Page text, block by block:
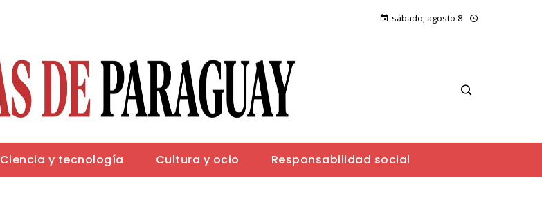
sábado, agosto 8
Ciencia y tecnología Cultura y ocio Responsabilidad social